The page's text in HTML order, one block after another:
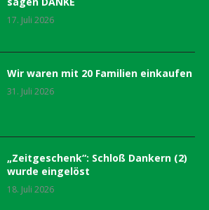
17. Juli 2026
Wir waren mit 20 Familien einkaufen
31. Juli 2026
„Zeitgeschenk“: Schloß Dankern (2)
wurde eingelöst
18. Juli 2026